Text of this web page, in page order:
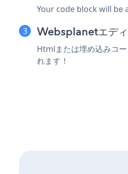
Your code block will be
Websplanetエディ
Htmlまたは埋め込みコ
れます！